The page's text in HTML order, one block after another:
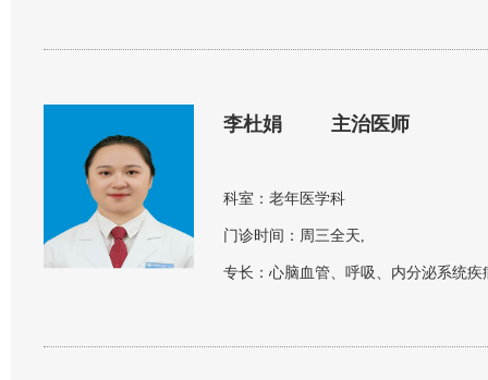
李杜娟 主治医师
科室： 老年医学科
门诊时间： 周三全天,
专长：